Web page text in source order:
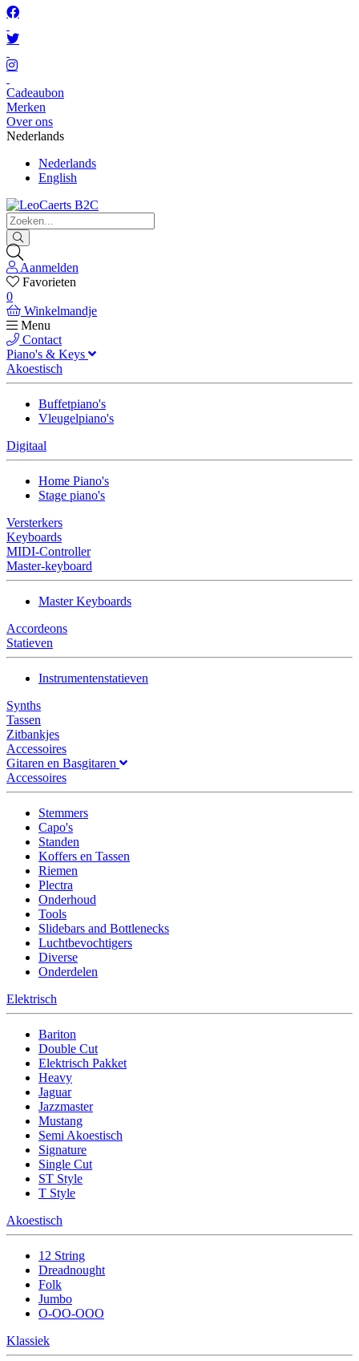
Cadeaubon
Merken
Over ons
Nederlands
Nederlands
English
Aanmelden
Favorieten
0
Winkelmandje
Menu
Contact
Piano's & Keys
Akoestisch
Buffetpiano's
Vleugelpiano's
Digitaal
Home Piano's
Stage piano's
Versterkers
Keyboards
MIDI-Controller
Master-keyboard
Master Keyboards
Accordeons
Statieven
Instrumentenstatieven
Synths
Tassen
Zitbankjes
Accessoires
Gitaren en Basgitaren
Accessoires
Stemmers
Capo's
Standen
Koffers en Tassen
Riemen
Plectra
Onderhoud
Tools
Slidebars and Bottlenecks
Luchtbevochtigers
Diverse
Onderdelen
Elektrisch
Bariton
Double Cut
Elektrisch Pakket
Heavy
Jaguar
Jazzmaster
Mustang
Semi Akoestisch
Signature
Single Cut
ST Style
T Style
Akoestisch
12 String
Dreadnought
Folk
Jumbo
O-OO-OOO
Klassiek